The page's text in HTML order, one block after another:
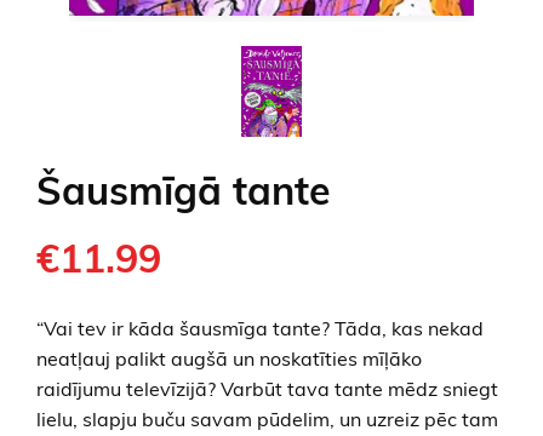
Šausmīgā tante
€11.99
“Vai tev ir kāda šausmīga tante? Tāda, kas nekad
neatļauj palikt augšā un noskatīties mīļāko
raidījumu televīzijā? Varbūt tava tante mēdz sniegt
lielu, slapju buču savam pūdelim, un uzreiz pēc tam